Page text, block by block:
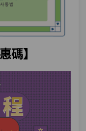
碼】